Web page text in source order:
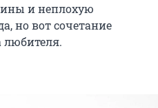
и неплохую
но вот сочетание
любителя.